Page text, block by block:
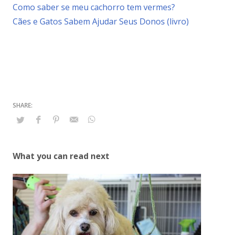
Como saber se meu cachorro tem vermes?
Cães e Gatos Sabem Ajudar Seus Donos (livro)
What you can read next